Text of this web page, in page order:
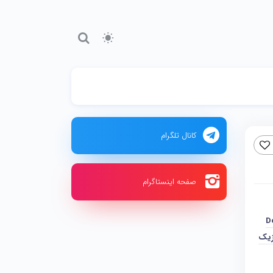
کانال تلگرام
صفحه اینستاگرام